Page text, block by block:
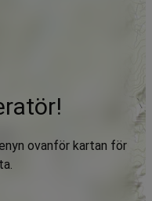
ovanför kartan för